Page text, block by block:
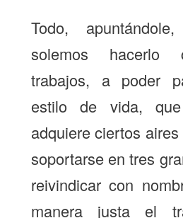
Todo,
solemos hacerlo
trabajos, a poder
estilo de vida,
adquiere ciertos
soportarse en tres
reivindicar con
manera justa el